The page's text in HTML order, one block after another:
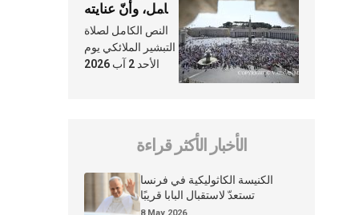
شامل، وأنّ عنايته
بنا لا تغيب عنّا
أبدًا
النص الكامل لصلاة
التبشير الملائكي يوم
الأحد 2 آب 2026
الأخبار الأكثر قراءة
الكنيسة الكاثوليكية في فرنسا
تستعدّ لاستقبال البابا قريبًا